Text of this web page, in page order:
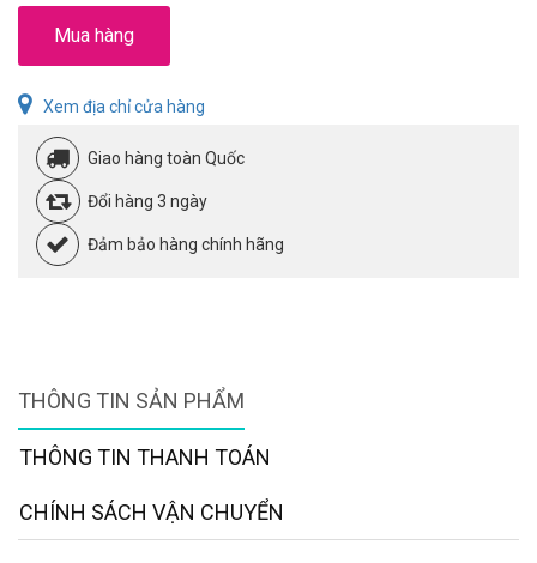
Mua hàng
Xem địa chỉ cửa hàng
Giao hàng toàn Quốc
Đổi hàng 3 ngày
Đảm bảo hàng chính hãng
THÔNG TIN SẢN PHẨM
THÔNG TIN THANH TOÁN
CHÍNH SÁCH VẬN CHUYỂN